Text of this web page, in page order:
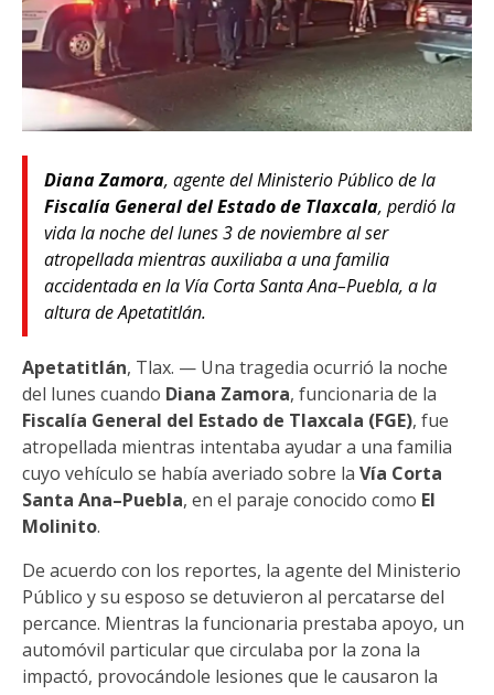
Diana Zamora, agente del Ministerio Público de la
Fiscalía General del Estado de Tlaxcala, perdió la
vida la noche del lunes 3 de noviembre al ser
atropellada mientras auxiliaba a una familia
accidentada en la Vía Corta Santa Ana–Puebla, a la
altura de Apetatitlán.
Apetatitlán, Tlax. — Una tragedia ocurrió la noche
del lunes cuando Diana Zamora, funcionaria de la
Fiscalía General del Estado de Tlaxcala (FGE), fue
atropellada mientras intentaba ayudar a una familia
cuyo vehículo se había averiado sobre la Vía Corta
Santa Ana–Puebla, en el paraje conocido como El
Molinito.
De acuerdo con los reportes, la agente del Ministerio
Público y su esposo se detuvieron al percatarse del
percance. Mientras la funcionaria prestaba apoyo, un
automóvil particular que circulaba por la zona la
impactó, provocándole lesiones que le causaron la